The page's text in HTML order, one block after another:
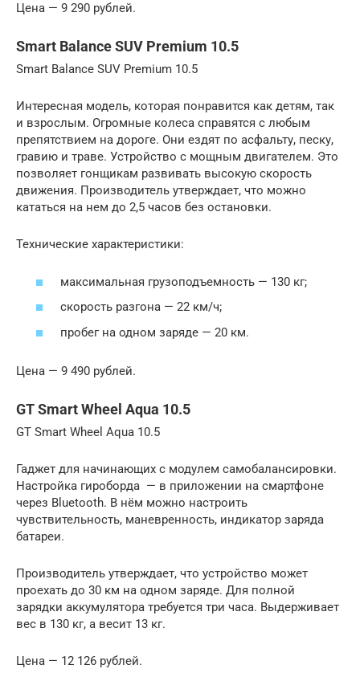
Цена — 9 290 рублей.
Smart Balance SUV Premium 10.5
Smart Balance SUV Premium 10.5
Интересная модель, которая понравится как детям, так
и взрослым. Огромные колеса справятся с любым
препятствием на дороге. Они ездят по асфальту, песку,
гравию и траве. Устройство с мощным двигателем. Это
позволяет гонщикам развивать высокую скорость
движения. Производитель утверждает, что можно
кататься на нем до 2,5 часов без остановки.
Технические характеристики:
максимальная грузоподъемность — 130 кг;
скорость разгона — 22 км/ч;
пробег на одном заряде — 20 км.
Цена — 9 490 рублей.
GT Smart Wheel Aqua 10.5
GT Smart Wheel Aqua 10.5
Гаджет для начинающих с модулем самобалансировки.
Настройка гироборда — в приложении на смартфоне
через Bluetooth. В нём можно настроить
чувствительность, маневренность, индикатор заряда
батареи.
Производитель утверждает, что устройство может
проехать до 30 км на одном заряде. Для полной
зарядки аккумулятора требуется три часа. Выдерживает
вес в 130 кг, а весит 13 кг.
Цена — 12 126 рублей.